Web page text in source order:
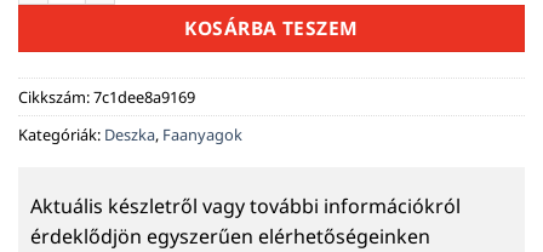
KOSÁRBA TESZEM
Cikkszám:7c1dee8a9169
Kategóriák: Deszka, Faanyagok
Aktuális készletről vagy további információkról
érdeklődjön egyszerűen elérhetőségeinken